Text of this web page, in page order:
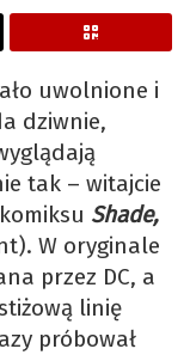
uwolnione i
dziwnie,
tak – witajcie
Shade,
W oryginale
przez DC, a
linię
próbował